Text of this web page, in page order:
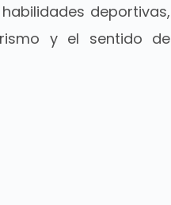
deportivas,
y el sentido de